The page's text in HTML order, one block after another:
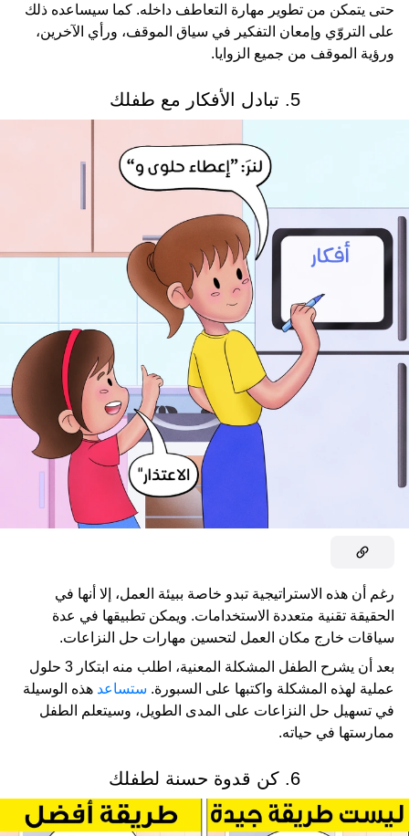
حتى يتمكن من تطوير مهارة التعاطف داخله. كما سيساعده ذلك
على التروّي وإمعان التفكير في سياق الموقف، ورأي الآخرين،
ورؤية الموقف من جميع الزوايا.
5. تبادل الأفكار مع طفلك
رغم أن هذه الاستراتيجية تبدو خاصة ببيئة العمل، إلا أنها في
الحقيقة تقنية متعددة الاستخدامات. ويمكن تطبيقها في عدة
سياقات خارج مكان العمل لتحسين مهارات حل النزاعات.
بعد أن يشرح الطفل المشكلة المعنية، اطلب منه ابتكار 3 حلول
عملية لهذه المشكلة واكتبها على السبورة. ستساعد هذه الوسيلة
في تسهيل حل النزاعات على المدى الطويل، وسيتعلم الطفل
ممارستها في حياته.
6. كن قدوة حسنة لطفلك